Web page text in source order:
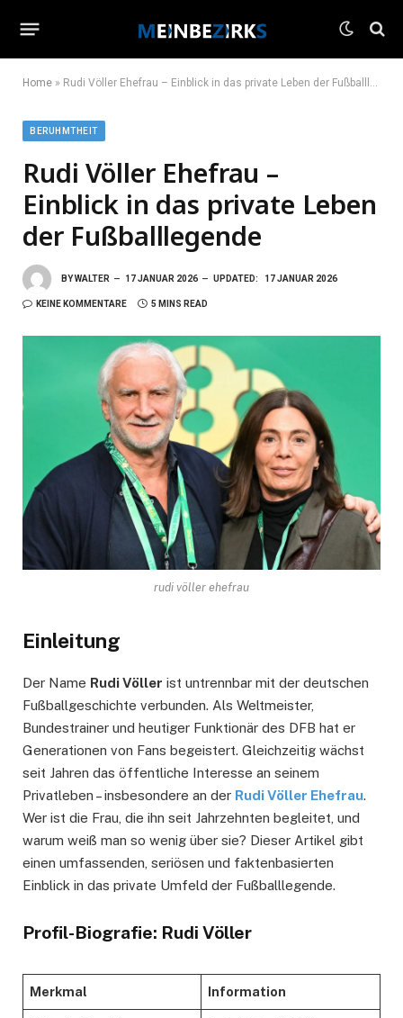
Home » Rudi Völler Ehefrau – Einblick in das private Leben der Fußballlegende
BERUHMTHEIT
Rudi Völler Ehefrau –
Einblick in das private Leben
der Fußballlegende
BYWALTER 17 JANUAR 2026 UPDATED: 17 JANUAR 2026
KEINE KOMMENTARE 5 MINS READ
rudi völler ehefrau
Einleitung
Der Name Rudi Völler ist untrennbar mit der deutschen
Fußballgeschichte verbunden. Als Weltmeister,
Bundestrainer und heutiger Funktionär des DFB hat er
Generationen von Fans begeistert. Gleichzeitig wächst
seit Jahren das öffentliche Interesse an seinem
Privatleben – insbesondere an der Rudi Völler Ehefrau.
Wer ist die Frau, die ihn seit Jahrzehnten begleitet, und
warum weiß man so wenig über sie? Dieser Artikel gibt
einen umfassenden, seriösen und faktenbasierten
Einblick in das private Umfeld der Fußballlegende.
Profil-Biografie: Rudi Völler
Merkmal Information